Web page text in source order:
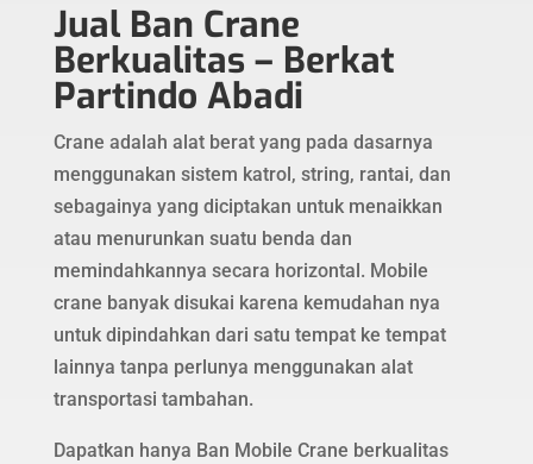
Jual Ban Crane
Berkualitas – Berkat
Partindo Abadi
Crane adalah alat berat yang pada dasarnya
menggunakan sistem katrol, string, rantai, dan
sebagainya yang diciptakan untuk menaikkan
atau menurunkan suatu benda dan
memindahkannya secara horizontal. Mobile
crane banyak disukai karena kemudahan nya
untuk dipindahkan dari satu tempat ke tempat
lainnya tanpa perlunya menggunakan alat
transportasi tambahan.
Dapatkan hanya Ban Mobile Crane berkualitas